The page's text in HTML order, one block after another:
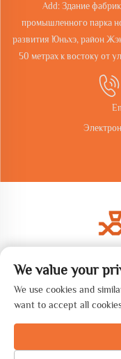
Add: Здание
промышленного парка
развития Юньхэ, район
50 метрах к востоку от
Авторские права ©
We value your
We use cookies and
want to accept all